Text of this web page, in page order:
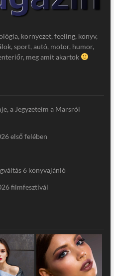
környezet, feeling, könyv,
sport, autó, motor, humor,
meg amit akartok
a Jegyzeteim a Marsról
első felében
6 könyvajánló
filmfesztivál